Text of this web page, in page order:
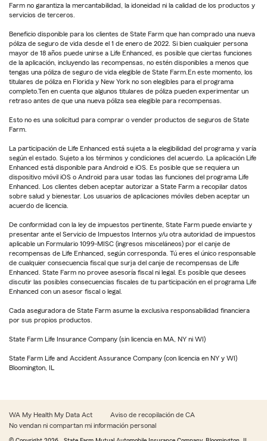
Farm no garantiza la mercantabilidad, la idoneidad ni la calidad de los productos y
servicios de terceros.
Beneficio disponible para los clientes de State Farm que han comprado una nueva
póliza de seguro de vida desde el 1 de enero de 2022. Si bien cualquier persona
mayor de 18 años puede unirse a Life Enhanced, es posible que ciertas funciones
de la aplicación, incluyendo las recompensas, no estén disponibles a menos que
tengas una póliza de seguro de vida elegible de State Farm.En este momento, los
titulares de póliza en Florida y New York no son elegibles para el programa
completo.Ten en cuenta que algunos titulares de póliza pueden experimentar un
retraso antes de que una nueva póliza sea elegible para recompensas.
Esto no es una solicitud para comprar o vender productos de seguros de State
Farm.
La participación de Life Enhanced está sujeta a la elegibilidad del programa y varía
según el estado. Sujeto a los términos y condiciones del acuerdo. La aplicación Life
Enhanced está disponible para Android e iOS. Es posible que se requiera un
dispositivo móvil iOS o Android para usar todas las funciones del programa Life
Enhanced. Los clientes deben aceptar autorizar a State Farm a recopilar datos
sobre salud y bienestar. Los usuarios de aplicaciones móviles deben aceptar un
acuerdo de licencia.
De conformidad con la ley de impuestos pertinente, State Farm puede enviarte y
presentar ante el Servicio de Impuestos Internos y/u otra autoridad de impuestos
aplicable un Formulario 1099-MISC (ingresos misceláneos) por el canje de
recompensas de Life Enhanced, según corresponda. Tú eres el único responsable
de cualquier consecuencia fiscal que surja del canje de recompensas de Life
Enhanced. State Farm no provee asesoría fiscal ni legal. Es posible que desees
discutir las posibles consecuencias fiscales de tu participación en el programa Life
Enhanced con un asesor fiscal o legal.
Cada aseguradora de State Farm asume la exclusiva responsabilidad financiera
por sus propios productos.
State Farm Life Insurance Company (sin licencia en MA, NY ni WI)
State Farm Life and Accident Assurance Company (con licencia en NY y WI)
Bloomington, IL
WA My Health My Data Act
Aviso de recopilación de CA
No vendan ni compartan mi información personal